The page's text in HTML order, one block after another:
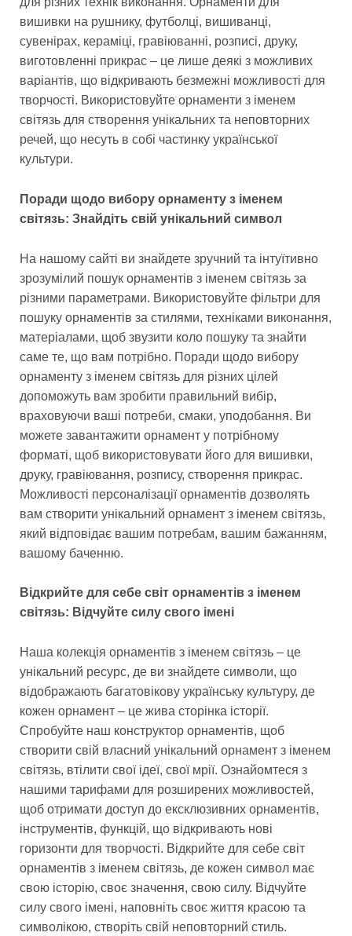
вишивки на рушнику, футболці, вишиванці,
сувенірах, кераміці, гравіюванні, розписі, друку,
виготовленні прикрас – це лише деякі з можливих
варіантів, що відкривають безмежні можливості для
творчості. Використовуйте орнаменти з іменем
світязь для створення унікальних та неповторних
речей, що несуть в собі частинку української
культури.
Поради щодо вибору орнаменту з іменем
світязь: Знайдіть свій унікальний символ
На нашому сайті ви знайдете зручний та інтуїтивно
зрозумілий пошук орнаментів з іменем світязь за
різними параметрами. Використовуйте фільтри для
пошуку орнаментів за стилями, техніками виконання,
матеріалами, щоб звузити коло пошуку та знайти
саме те, що вам потрібно. Поради щодо вибору
орнаменту з іменем світязь для різних цілей
допоможуть вам зробити правильний вибір,
враховуючи ваші потреби, смаки, уподобання. Ви
можете завантажити орнамент у потрібному
форматі, щоб використовувати його для вишивки,
друку, гравіювання, розпису, створення прикрас.
Можливості персоналізації орнаментів дозволять
вам створити унікальний орнамент з іменем світязь,
який відповідає вашим потребам, вашим бажанням,
вашому баченню.
Відкрийте для себе світ орнаментів з іменем
світязь: Відчуйте силу свого імені
Наша колекція орнаментів з іменем світязь – це
унікальний ресурс, де ви знайдете символи, що
відображають багатовікову українську культуру, де
кожен орнамент – це жива сторінка історії.
Спробуйте наш конструктор орнаментів, щоб
створити свій власний унікальний орнамент з іменем
світязь, втілити свої ідеї, свої мрії. Ознайомтеся з
нашими тарифами для розширених можливостей,
щоб отримати доступ до ексклюзивних орнаментів,
інструментів, функцій, що відкривають нові
горизонти для творчості. Відкрийте для себе світ
орнаментів з іменем світязь, де кожен символ має
свою історію, своє значення, свою силу. Відчуйте
силу свого імені, наповніть своє життя красою та
символікою, створіть свій неповторний стиль.